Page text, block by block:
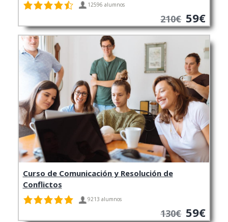
12596 alumnos
210€ 59€
Curso de Comunicación y Resolución de
Conflictos
9213 alumnos
130€ 59€